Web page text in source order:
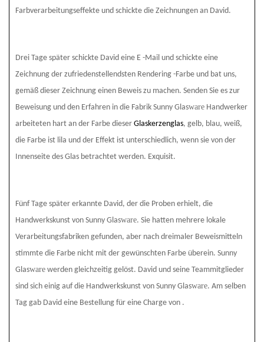
Farbverarbeitungseffekte und schickte die Zeichnungen an David.
Drei Tage später schickte David eine E -Mail und schickte eine
Zeichnung der zufriedenstellendsten Rendering -Farbe und bat uns,
gemäß dieser Zeichnung einen Beweis zu machen. Senden Sie es zur
Beweisung und den Erfahren in die Fabrik Sunny Glasware Handwerker
arbeiteten hart an der Farbe dieser Glaskerzenglas, gelb, blau, weiß,
die Farbe ist lila und der Effekt ist unterschiedlich, wenn sie von der
Innenseite des Glas betrachtet werden. Exquisit.
Fünf Tage später erkannte David, der die Proben erhielt, die
Handwerkskunst von Sunny Glasware. Sie hatten mehrere lokale
Verarbeitungsfabriken gefunden, aber nach dreimaler Beweismitteln
stimmte die Farbe nicht mit der gewünschten Farbe überein. Sunny
Glasware werden gleichzeitig gelöst. David und seine Teammitglieder
sind sich einig auf die Handwerkskunst von Sunny Glasware. Am selben
Tag gab David eine Bestellung für eine Charge von .